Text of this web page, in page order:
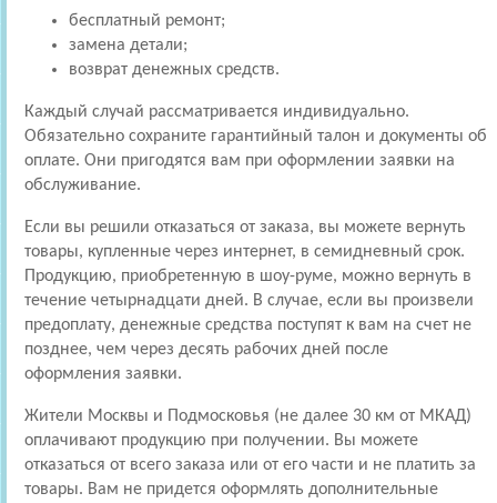
бесплатный ремонт;
замена детали;
возврат денежных средств.
Каждый случай рассматривается индивидуально.
Обязательно сохраните гарантийный талон и документы об
оплате. Они пригодятся вам при оформлении заявки на
обслуживание.
Если вы решили отказаться от заказа, вы можете вернуть
товары, купленные через интернет, в семидневный срок.
Продукцию, приобретенную в шоу-руме, можно вернуть в
течение четырнадцати дней. В случае, если вы произвели
предоплату, денежные средства поступят к вам на счет не
позднее, чем через десять рабочих дней после
оформления заявки.
Жители Москвы и Подмосковья (не далее 30 км от МКАД)
оплачивают продукцию при получении. Вы можете
отказаться от всего заказа или от его части и не платить за
товары. Вам не придется оформлять дополнительные